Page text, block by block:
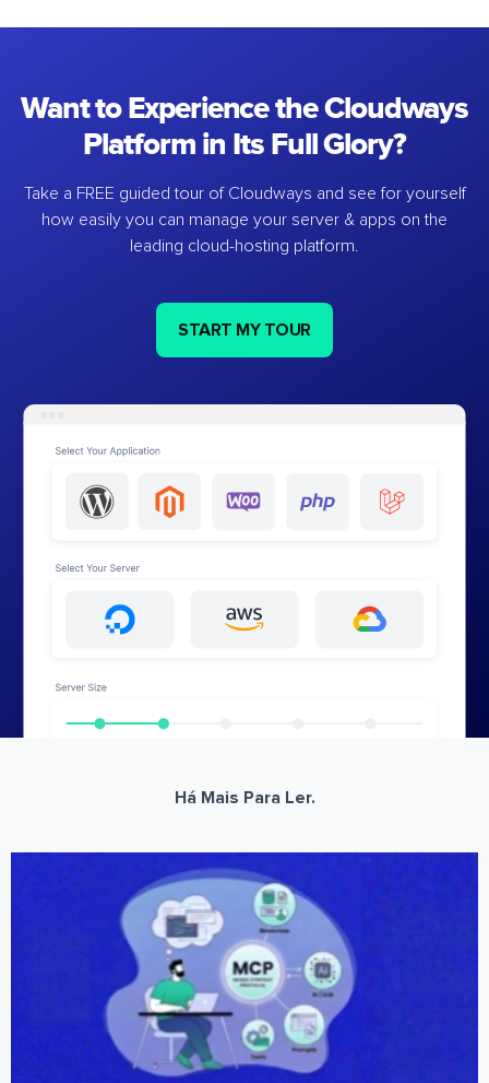
Want to Experience the Cloudways
Platform in Its Full Glory?
Take a FREE guided tour of Cloudways and see for yourself
how easily you can manage your server & apps on the
leading cloud-hosting platform.
START MY TOUR
Há Mais Para Ler.